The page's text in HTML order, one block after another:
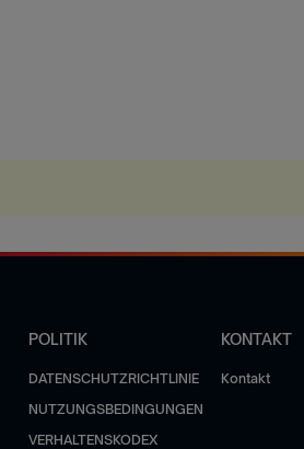
POLITIK
DATENSCHUTZRICHTLINIE
NUTZUNGSBEDINGUNGEN
VERHALTENSKODEX
KONTAKT
Kontakt